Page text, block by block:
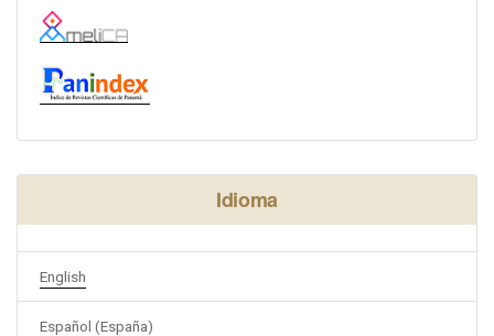
Idioma
English
Español (España)